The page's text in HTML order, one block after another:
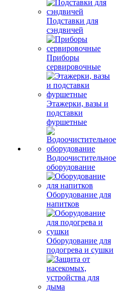
Подставки для
сэндвичей
Приборы
сервировочные
Этажерки, вазы и
подставки
фуршетные
Водоочистительное
оборудование
Оборудование для
напитков
Оборудование для
подогрева и сушки